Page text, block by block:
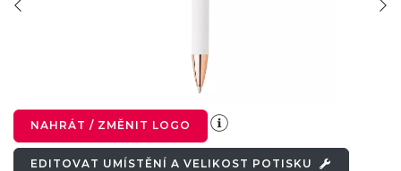
NAHRÁT / ZMĚNIT LOGO
EDITOVAT UMÍSTĚNÍ A VELIKOST POTISKU